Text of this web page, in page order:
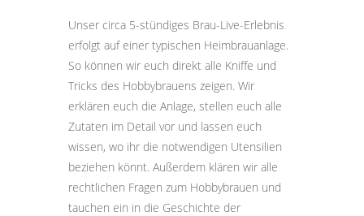
Unser circa 5-stündiges Brau-Live-Erlebnis
erfolgt auf einer typischen Heimbrauanlage.
So können wir euch direkt alle Kniffe und
Tricks des Hobbybrauens zeigen. Wir
erklären euch die Anlage, stellen euch alle
Zutaten im Detail vor und lassen euch
wissen, wo ihr die notwendigen Utensilien
beziehen könnt. Außerdem klären wir alle
rechtlichen Fragen zum Hobbybrauen und
tauchen ein in die Geschichte der